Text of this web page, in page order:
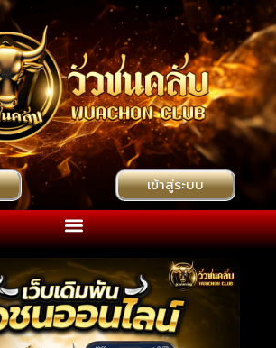
เข้าสู่ระบบ